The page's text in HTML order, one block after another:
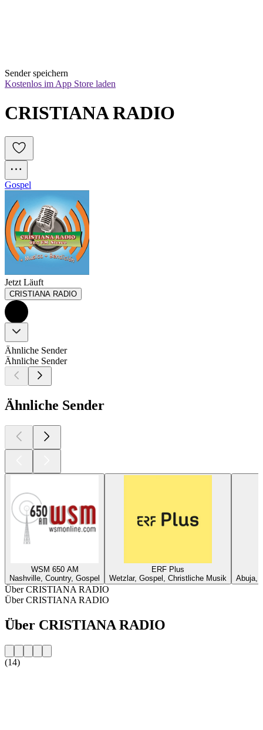
Sender speichern
Kostenlos im App Store laden
CRISTIANA RADIO
Gospel
Jetzt Läuft
CRISTIANA RADIO
Ähnliche Sender
Ähnliche Sender
Ähnliche Sender
WSM 650 AM
Nashville, Country, Gospel
ERF Plus
Wetzlar, Gospel, Christliche Musik
Abuja,
Über CRISTIANA RADIO
Über CRISTIANA RADIO
Über CRISTIANA RADIO
(14)